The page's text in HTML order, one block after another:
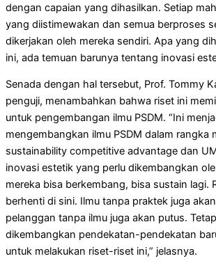
dengan capaian yang dihasilkan. Setiap
yang diistimewakan dan semua berproses
dikerjakan oleh mereka sendiri. Apa yang
ini, ada temuan barunya tentang inovasi
Senada dengan hal tersebut, Prof. Tommy
penguji, menambahkan bahwa riset ini
untuk pengembangan ilmu PSDM. “Ini
mengembangkan ilmu PSDM dalam rangka
sustainability competitive advantage dan
inovasi estetik yang perlu dikembangkan
mereka bisa berkembang, bisa sustain lagi.
berhenti di sini. Ilmu tanpa praktek juga
pelanggan tanpa ilmu juga akan putus.
dikembangkan pendekatan-pendekatan
untuk melakukan riset-riset ini,” jelasnya.